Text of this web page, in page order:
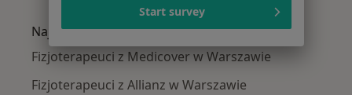
Najpopularniejsze ubezpieczenia
Fizjoterapeuci z Medicover w Warszawie
Fizjoterapeuci z Allianz w Warszawie
Start survey